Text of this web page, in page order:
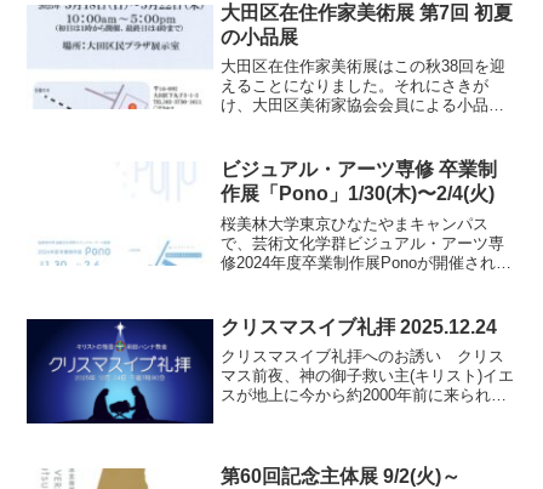
大田区在住作家美術展 第7回 初夏
の小品展
大田区在住作家美術展はこの秋38回を迎
えることになりました。それにさきが
け、大田区美術家協会会員による小品展
～5:00pm(初日は午後1時から開催、...
ビジュアル・アーツ専修 卒業制
作展「Pono」1/30(木)〜2/4(火)
桜美林大学東京ひなたやまキャンパス
で、芸術文化学群ビジュアル・アーツ専
修2024年度卒業制作展Ponoが開催されて
クリスマスイブ礼拝 2025.12.24
クリスマスイブ礼拝へのお誘い クリス
マス前夜、神の御子救い主(キリスト)イエ
スが地上に今から約2000年前に来られた
所を通して神に耳...
第60回記念主体展 9/2(火)～